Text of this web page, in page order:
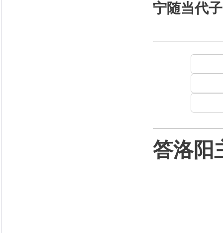
宁随当代
答洛阳